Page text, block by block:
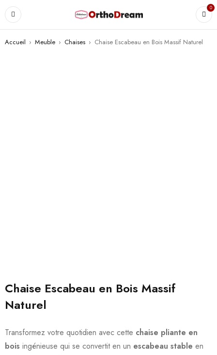
0
Accueil › Meuble › Chaises › Chaise Escabeau en Bois Massif Naturel
Chaise Escabeau en Bois Massif
Naturel
Transformez votre quotidien avec cette chaise pliante en
bois ingénieuse qui se convertit en un escabeau stable en